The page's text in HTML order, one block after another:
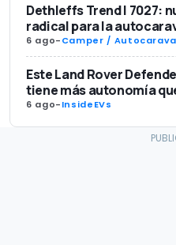
Dethleffs Trend I 7027:
radical para la
6 ago-Camper /
Este Land Rover
tiene más autonomía
6 ago-InsideEVs